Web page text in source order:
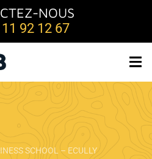
NOUS
92 12 67
SCHOOL – ECULLY